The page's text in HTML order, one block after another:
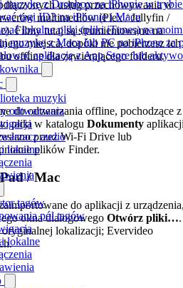
muzykę z Dropbox na iPhonie w
tagi ID3 na iPhonie i Macu
lokalne pliki (pliki iTunes) na
muzykę z Maca lub PC na iPhone za
aplikację z App Store lub
muzyki
odtwarzania
audio
lokalne
tagów
pól tagów
lokalne
usług przechowywania w
multimediów (Plex / Jellyfin /
Filmy tutaj są strumieniowane na
miejsca, dopóki nie pobierzesz ich
offline dla zawierającego folderu.
do odtwarzania offline, pochodzące z
pliki w katalogu Dokumenty
przez Wi-Fi Drive lub
plików Finder.
/ Mac
do aplikacji z
okna dialogowego Otwórz pliki….
lokalizacji; Evervideo